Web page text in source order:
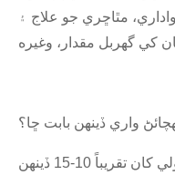
مٿاڇري جو علاج ۽
واري ڏينهن بابت ڇا؟
ج: ترسيل جي تاريخ ادائيگي جي وصولي کان تقريباً 10-15 ڏينهن